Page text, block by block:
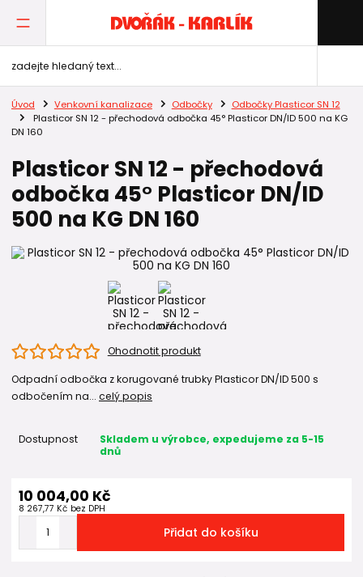
Úvod Venkovní kanalizace Odbočky
Odbočky Plasticor SN 12
Plasticor SN 12 - přechodová odbočka 45° Plasticor DN/ID 500 na KG
DN 160
Plasticor SN 12 - přechodová
odbočka 45° Plasticor DN/ID
500 na KG DN 160
Ohodnotit produkt
Odpadní odbočka z korugované trubky Plasticor DN/ID 500 s
odbočením na... celý popis
Dostupnost
Skladem u výrobce, expedujeme za 5-15
dnů
10 004,00 Kč
8 267,77 Kč bez DPH
Přidat do košíku